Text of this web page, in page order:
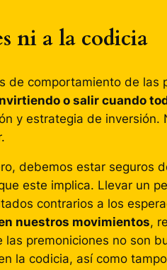
ni a la codicia
comportamiento de las
o salir cuando
y estrategia de
debemos estar seguros
este implica. Llevar un
contrarios a los
nuestros movimientos,
premoniciones no son
la codicia, así como